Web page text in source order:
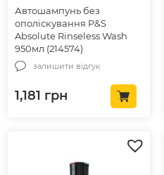
Автошампунь без
ополіскування P&S
Absolute Rinseless Wash
950мл (214574)
залишити відгук
1,181 грн